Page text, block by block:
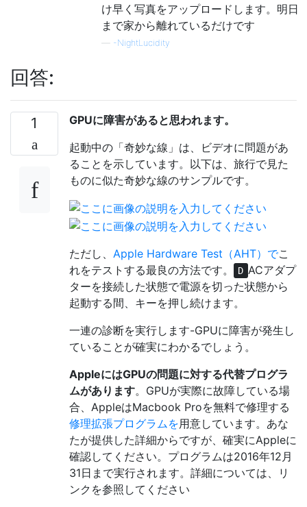
け早く写真をアップロードします。明日
まで家から離れているだけです
-NightLucidity
回答:
1
GPUに障害があると思われます。
起動中の「奇妙な線」は、ビデオに問題があ
ることを示しています。以下は、旅行で見た
ものに似た奇妙な線のサンプルです。
ただし、 Apple Hardware Test（AHT）でこ
れをテストする最良の方法です。
D ACアダプ
ターを接続した状態で電源を切った状態から
起動する間、キーを押し続けます。
一連の診断を実行します-GPUに障害が発生し
ていることが確実にわかるでしょう。
AppleにはGPUの問題に対する代替プログラ
ムがあります。GPUが実際に故障している場
合、AppleはMacbook Proを無料で修理する
修理拡張プログラムを用意しています。あな
たが提供した詳細からですが、確実にAppleに
確認してください。プログラムは2016年12月
31日まで実行されます。詳細については、リ
ンクを参照してください